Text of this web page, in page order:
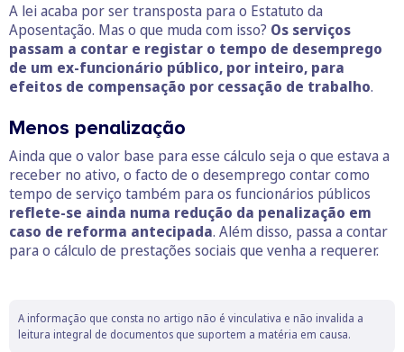
A lei acaba por ser transposta para o Estatuto da
Aposentação. Mas o que muda com isso? Os serviços
passam a contar e registar o tempo de desemprego
de um ex-funcionário público, por inteiro, para
efeitos de compensação por cessação de trabalho.
Menos penalização
Ainda que o valor base para esse cálculo seja o que estava a
receber no ativo, o facto de o desemprego contar como
tempo de serviço também para os funcionários públicos
reflete-se ainda numa redução da penalização em
caso de reforma antecipada. Além disso, passa a contar
para o cálculo de prestações sociais que venha a requerer.
A informação que consta no artigo não é vinculativa e não invalida a
leitura integral de documentos que suportem a matéria em causa.